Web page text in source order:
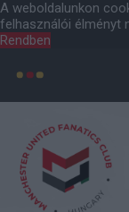
A weboldalunkon
felhasználói élményt
Rendben